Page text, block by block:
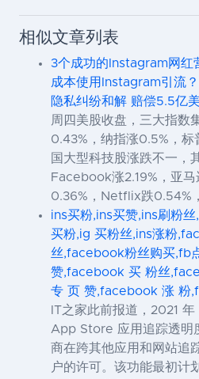
相似文章列表
3个成功的Instagram网红
成本使用Instagram引流
隐私纠纷和解 赔偿5.5亿
周四美股收盘，三大指数
0.43%，纳指涨0.5%，
国大型科技股涨跌不一，
Facebook涨2.19%，亚马
0.36%，Netflix跌0.54%
ins买粉,ins买赞,ins刷粉
买粉,ig 买粉丝,ins涨粉
丝,facebook粉丝购买,fb
赞,facebook 买 粉丝
专 页 赞,facebook 涨 粉
IT之家此前报道，2021
App Store 应用追踪透明
商在跨其他应用和网站追
户的许可。该功能最初计